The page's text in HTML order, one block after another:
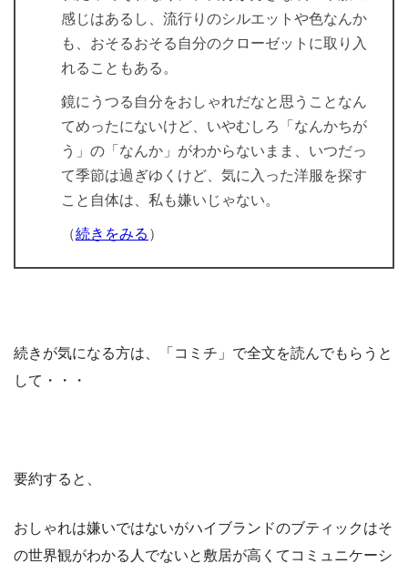
感じはあるし、流行りのシルエットや色なんか
も、おそるおそる自分のクローゼットに取り入
れることもある。
鏡にうつる自分をおしゃれだなと思うことなん
てめったにないけど、いやむしろ「なんかちが
う」の「なんか」がわからないまま、いつだっ
て季節は過ぎゆくけど、気に入った洋服を探す
こと自体は、私も嫌いじゃない。
（続きをみる ）
続きが気になる方は、「コミチ」で全文を読んでもらうと
して・・・
要約すると、
おしゃれは嫌いではないがハイブランドのブティックはそ
の世界観がわかる人でないと敷居が高くてコミュニケーシ